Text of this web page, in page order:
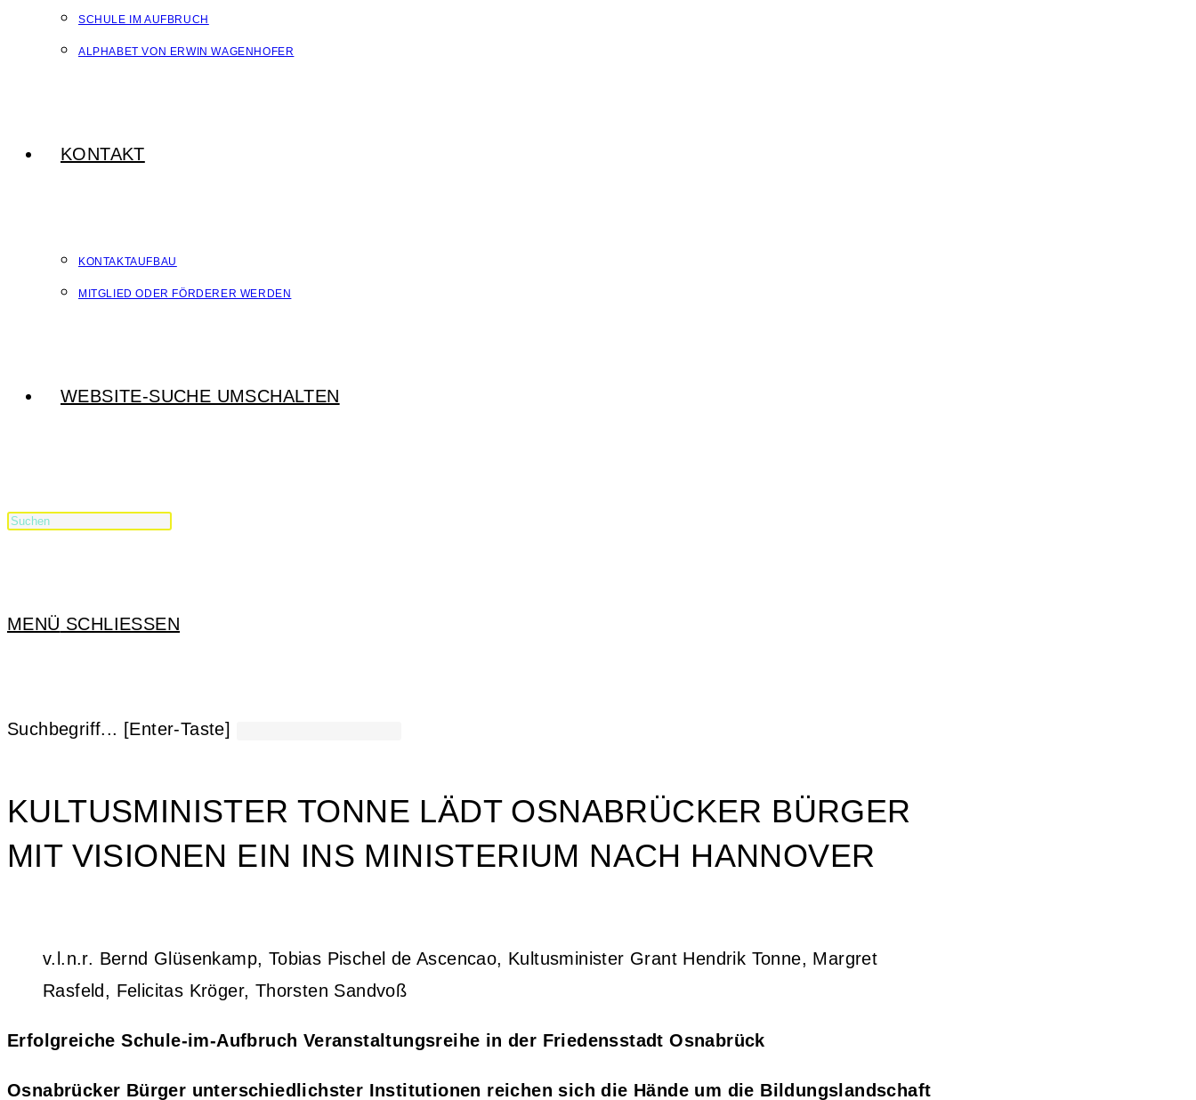
SCHULE IM AUFBRUCH
ALPHABET VON ERWIN WAGENHOFER
KONTAKT
KONTAKTAUFBAU
MITGLIED ODER FÖRDERER WERDEN
WEBSITE-SUCHE UMSCHALTEN
MENÜ SCHLIESSEN
Suchbegriff... [Enter-Taste]
KULTUSMINISTER TONNE LÄDT OSNABRÜCKER BÜRGER
MIT VISIONEN EIN INS MINISTERIUM NACH HANNOVER
v.l.n.r. Bernd Glüsenkamp, Tobias Pischel de Ascencao, Kultusminister Grant Hendrik Tonne, Margret
Rasfeld, Felicitas Kröger, Thorsten Sandvoß
Erfolgreiche Schule-im-Aufbruch Veranstaltungsreihe in der Friedensstadt Osnabrück
Osnabrücker Bürger unterschiedlichster Institutionen reichen sich die Hände um die Bildungslandschaft